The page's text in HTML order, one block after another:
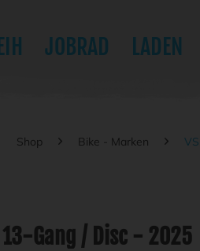
JOBRAD LADEN
Shop Bike - Marken
Gang / Disc - 2025